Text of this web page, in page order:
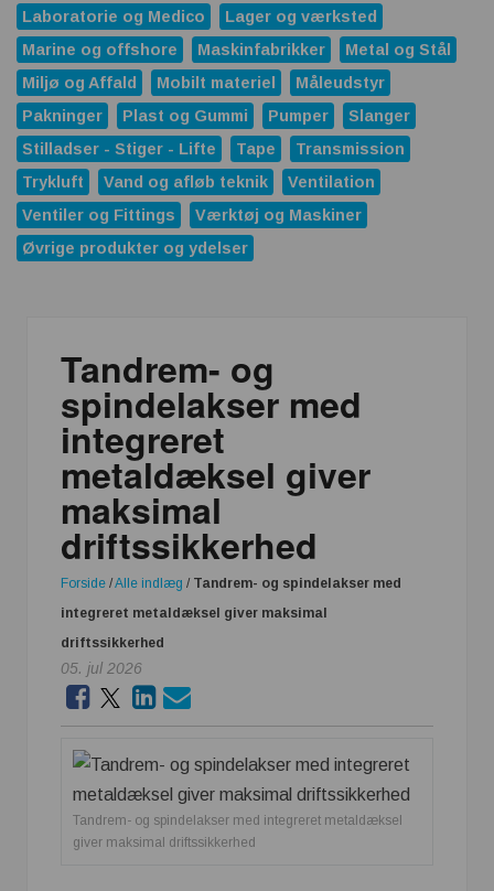
Laboratorie og Medico
Lager og værksted
Marine og offshore
Maskinfabrikker
Metal og Stål
Miljø og Affald
Mobilt materiel
Måleudstyr
Pakninger
Plast og Gummi Pumper
Slanger
Stilladser - Stiger - Lifte
Tape
Transmission
Trykluft
Vand og afløb teknik
Ventilation
Ventiler og Fittings
Værktøj og Maskiner
Øvrige produkter og ydelser
Tandrem- og
spindelakser med
integreret
metaldæksel giver
maksimal
driftssikkerhed
Forside /Alle indlæg / Tandrem- og spindelakser med
integreret metaldæksel giver maksimal
driftssikkerhed
05. jul 2026
Tandrem- og spindelakser med integreret metaldæksel
giver maksimal driftssikkerhed